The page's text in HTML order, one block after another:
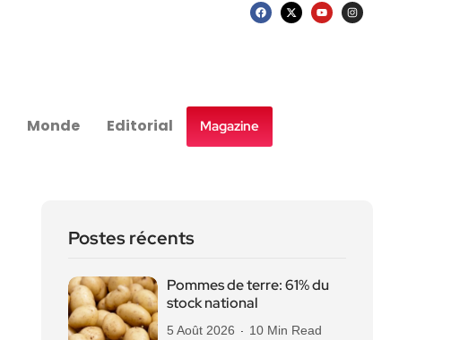
Monde Editorial Magazine
Postes récents
Pommes de terre: 61% du
stock national
5 Août 2026 10 Min Read